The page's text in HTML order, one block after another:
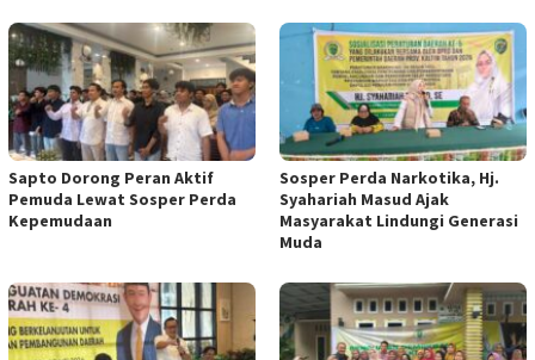
Sapto Dorong Peran Aktif
Pemuda Lewat Sosper Perda
Kepemudaan
Sosper Perda Narkotika, Hj.
Syahariah Masud Ajak
Masyarakat Lindungi Generasi
Muda